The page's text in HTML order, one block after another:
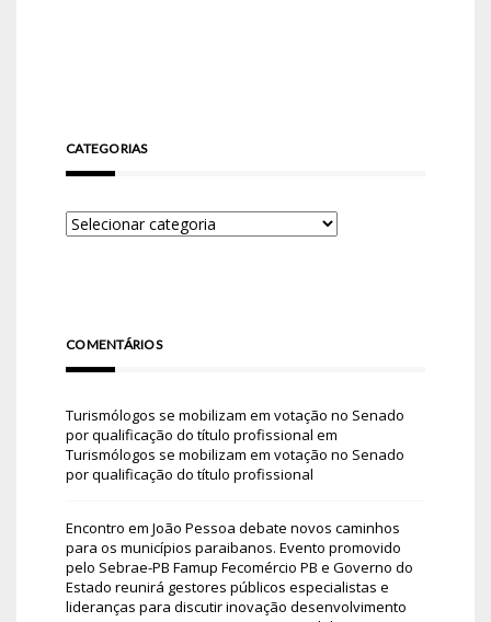
CATEGORIAS
COMENTÁRIOS
Turismólogos se mobilizam em votação no Senado
por qualificação do título profissional em
Turismólogos se mobilizam em votação no Senado
por qualificação do título profissional
Encontro em João Pessoa debate novos caminhos
para os municípios paraibanos. Evento promovido
pelo Sebrae-PB Famup Fecomércio PB e Governo do
Estado reunirá gestores públicos especialistas e
lideranças para discutir inovação desenvolvimento